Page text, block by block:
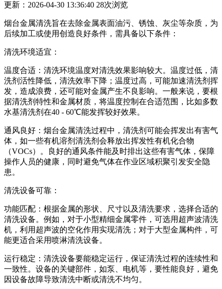
更新：2026-04-30 13:36:40 28次浏览
烟台金属清洗旨在去除金属表面油污、锈蚀、灰尘等杂质，为
后续加工或使用创造良好条件，需具备以下条件：
清洗环境适宜：
温度合适：清洗环境温度对清洗效果影响较大。温度过低，清
洗剂活性降低，清洗效率下降；温度过高，可能加速清洗剂挥
发，造成浪费，还可能对金属产生不良影响。一般来说，要根
据清洗剂特性和金属材质，将温度控制在合适范围，比如多数
水基清洗剂在40 - 60℃能发挥较好效果。
通风良好：烟台金属清洗过程中，清洗剂可能会挥发出有害气
体，如一些有机溶剂清洗剂会释放出挥发性有机化合物
（VOCs）。良好的通风条件能及时排出这些有害气体，保障
操作人员的健康，同时避免气体在作业区域积聚引发安全隐
患。
清洗设备可靠：
功能匹配：根据金属的形状、尺寸以及清洗要求，选择合适的
清洗设备。例如，对于小型精细金属零件，可选用超声波清洗
机，利用超声波的空化作用实现清洗；对于大型金属构件，可
能更适合采用喷淋清洗设备。
运行稳定：清洗设备要能稳定运行，保证清洗过程的连续性和
一致性。设备的关键部件，如泵、电机等，要性能良好，避免
因设备故障导致清洗中断或清洗不均匀。